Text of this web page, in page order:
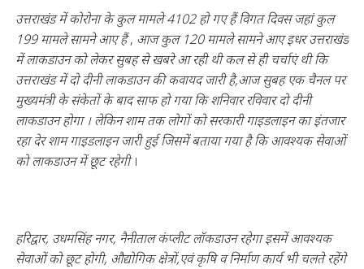
उत्तराखंड में कोरोना के कुल मामले 4102 हो गए हैं विगत दिवस जहां कुल
199 मामले सामने आए हैं, आज कुल 120 मामले सामने आए इधर उत्तराखंड
में लाकडाउन को लेकर सुबह से खबरे आ रही थी कल से ही चर्चाएं थी कि
उत्तराखंड में दो दीनी लाकडाउन की कवायद जारी है,आज सुबह एक चैनल पर
मुख्यमंत्री के संकेतों के बाद साफ हो गया कि शनिवार रविवार दो दीनी
लाकडाउन होगा । लेकिन शाम तक लोगों को सरकारी गाइडलाइन का इंतजार
रहा देर शाम गाइडलाइन जारी हुई जिसमें बताया गया है कि आवश्यक सेवाओं
को लाकडाउन में छूट रहेगी।
हरिद्वार, उधमसिंह नगर, नैनीताल कंप्लीट लॉकडाउन रहेगा इसमें आवश्यक
सेवाओं को छूट होगी, औद्योगिक क्षेत्रों,एवं कृषि व निर्माण कार्य भी चलते रहेंगे